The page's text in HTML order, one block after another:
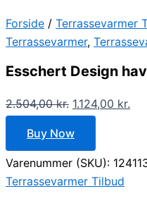
Forside / Terrassevarmer
Terrassevarmer,
Esschert Design
2.504,00kr. 1.124,00 kr.
Buy Now
Varenummer (SKU):
Terrassevarmer Tilbud